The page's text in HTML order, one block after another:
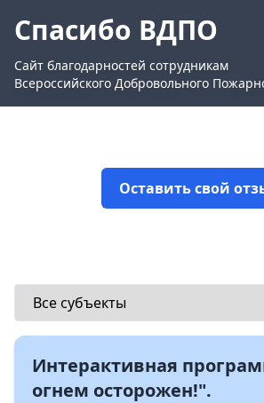
Спасибо ВДПО
Сайт благодарностей сотрудникам
Всероссийского Добровольного
Оставить свой
Интерактивная
огнем осторожен!".